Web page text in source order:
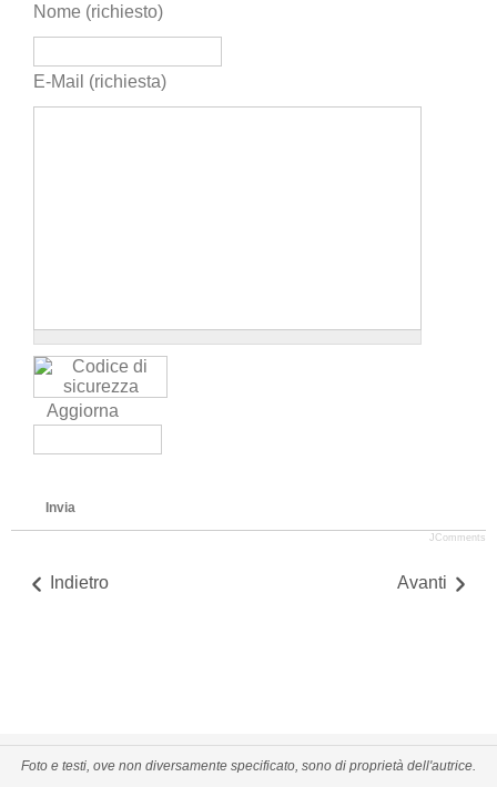
Nome (richiesto)
E-Mail (richiesta)
Aggiorna
Invia
JComments
Indietro Avanti
Foto e testi, ove non diversamente specificato, sono di proprietà dell'autrice.